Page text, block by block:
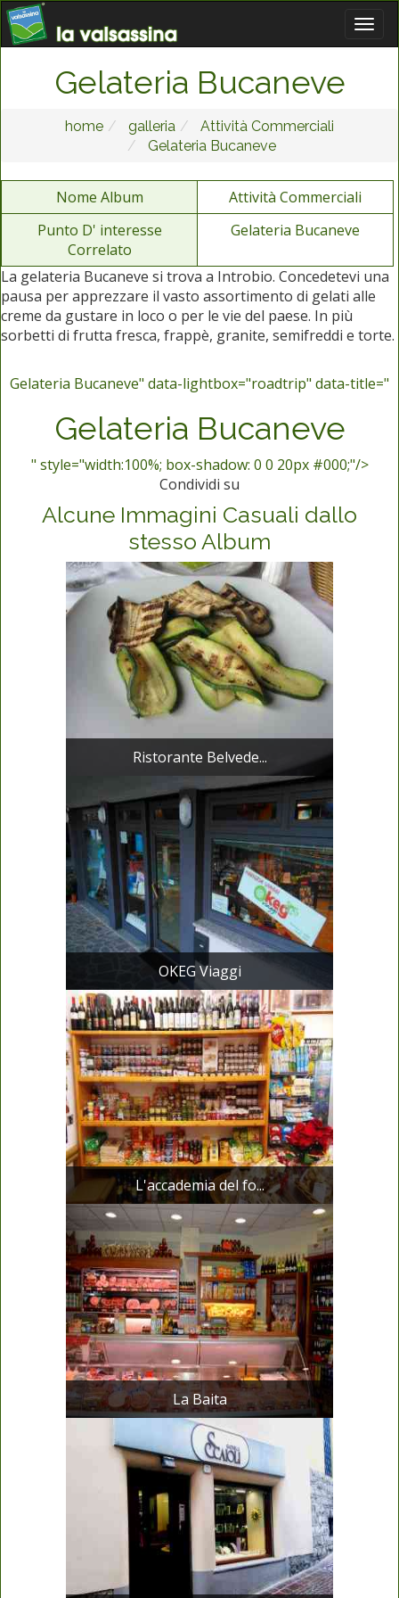
Gelateria Bucaneve
home galleria
Attività Commerciali
Gelateria Bucaneve
Nome Album
Attività Commerciali
Punto D' interesse
Correlato
Gelateria Bucaneve
La gelateria Bucaneve si trova a Introbio. Concedetevi una
pausa per apprezzare il vasto assortimento di gelati alle
creme da gustare in loco o per le vie del paese. In più
sorbetti di frutta fresca, frappè, granite, semifreddi e torte.
Gelateria Bucaneve" data-lightbox="roadtrip" data-title="
Gelateria Bucaneve
" style="width:100%; box-shadow: 0 0 20px #000;"/>
Condividi su
Alcune Immagini Casuali dallo
stesso Album
Ristorante Belvede...
OKEG Viaggi
L'accademia del fo...
La Baita